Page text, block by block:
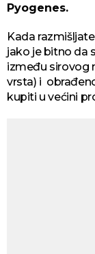
Pyogenes.
Kada
jako je bitno da
između sirovog
vrsta) i
kupiti u većini